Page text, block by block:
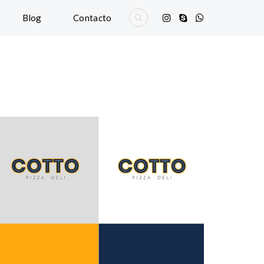
Blog Contacto
Cotto
Branding Logo Website